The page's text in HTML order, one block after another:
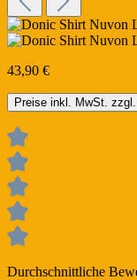
43,90 €
Preise inkl. MwSt.
Durchschnittliche